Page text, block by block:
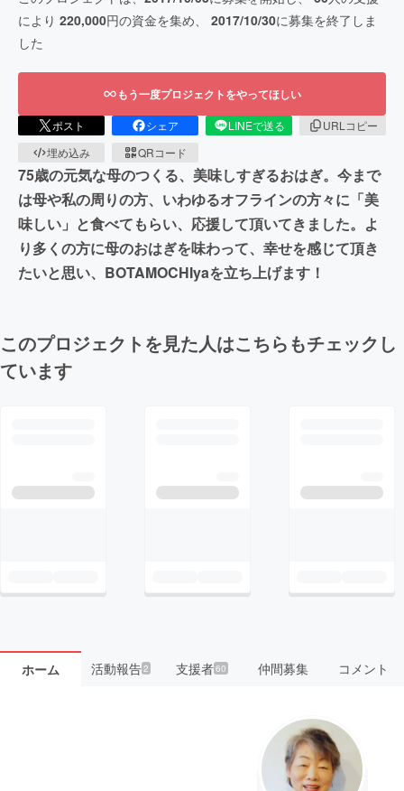
により 220,000円の資金を集め、 2017/10/30に募集を終了しま
した
もう一度プロジェクトをやってほしい
ポスト シェア LINEで送る
URLコピー
埋め込み
QRコード
75歳の元気な母のつくる、美味しすぎるおはぎ。今まで
は母や私の周りの方、いわゆるオフラインの方々に「美
味しい」と食べてもらい、応援して頂いてきました。よ
り多くの方に母のおはぎを味わって、幸せを感じて頂き
たいと思い、BOTAMOCHIyaを立ち上げます！
このプロジェクトを見た人はこちらもチェックし
ています
ホーム 活動報告2 支援者60 仲間募集 コメント